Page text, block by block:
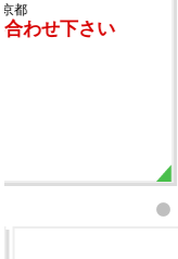
置場：愛知県
お問い合わせ下さい